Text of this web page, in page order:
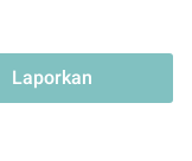
Laporkan